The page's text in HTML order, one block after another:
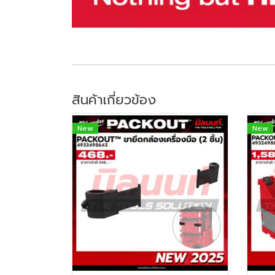
สินค้าเกี่ยวข้อง
New New